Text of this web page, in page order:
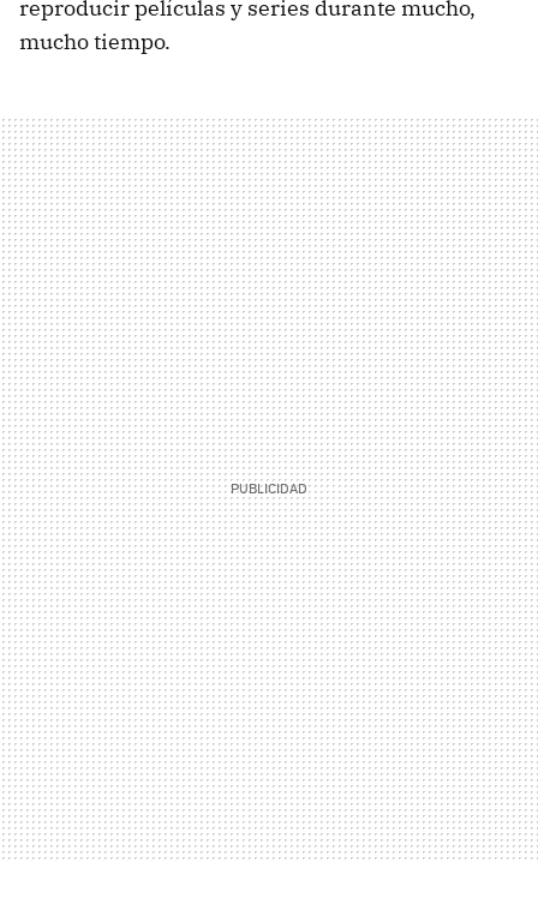
reproducir películas y series durante mucho,
mucho tiempo.